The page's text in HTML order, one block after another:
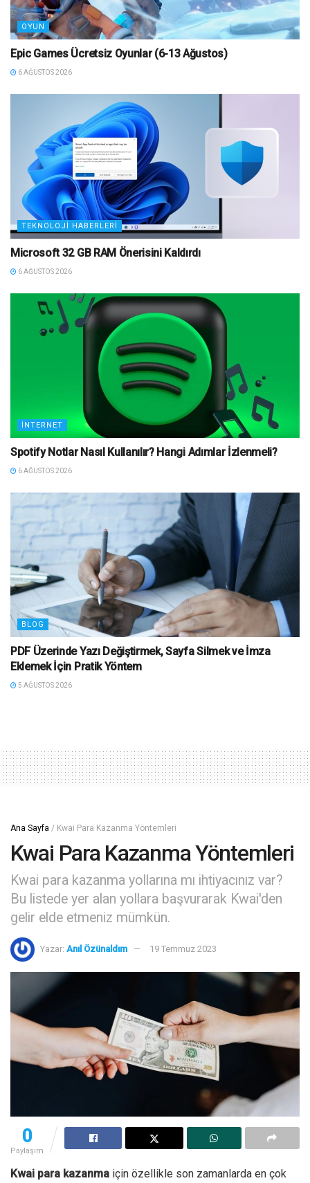
OYUN
Epic Games Ücretsiz Oyunlar (6-13 Ağustos)
6 AĞUSTOS 2026
TEKNOLOJI HABERLERI
Microsoft 32 GB RAM Önerisini Kaldırdı
6 AĞUSTOS 2026
İNTERNET
Spotify Notlar Nasıl Kullanılır? Hangi Adımlar İzlenmeli?
6 AĞUSTOS 2026
BLOG
PDF Üzerinde Yazı Değiştirmek, Sayfa Silmek ve İmza
Eklemek İçin Pratik Yöntem
5 AĞUSTOS 2026
Ana Sayfa / Kwai Para Kazanma Yöntemleri
Kwai Para Kazanma Yöntemleri
Kwai para kazanma yollarına mı ihtiyacınız var?
Bu listede yer alan yollara başvurarak Kwai'den
gelir elde etmeniz mümkün.
Yazar: Anıl Özünaldım 19 Temmuz 2023
0
Paylaşım
Kwai para kazanma için özellikle son zamanlarda en çok